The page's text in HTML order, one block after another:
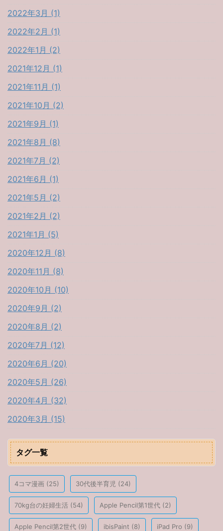
2022年3月 (1)
2022年2月 (1)
2022年1月 (2)
2021年12月 (1)
2021年11月 (1)
2021年10月 (2)
2021年9月 (1)
2021年8月 (8)
2021年7月 (2)
2021年6月 (1)
2021年5月 (2)
2021年2月 (2)
2021年1月 (5)
2020年12月 (8)
2020年11月 (8)
2020年10月 (10)
2020年9月 (2)
2020年8月 (2)
2020年7月 (12)
2020年6月 (20)
2020年5月 (26)
2020年4月 (32)
2020年3月 (15)
タグ一覧
4コマ漫画 (25) 30代後半育児 (24)
70kg台の妊婦生活 (54) Apple Pencil第1世代 (2)
Apple Pencil第2世代 (9) ibisPaint (8) iPad Pro (9)